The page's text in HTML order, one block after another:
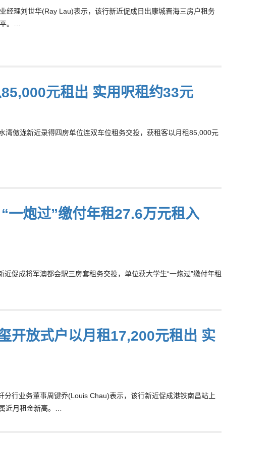
经理刘世华(Ray Lau)表示，该行新近促成日出康城晋海三房户租务
。…
元租出 实用呎租约33元
傲泷新近录得四房单位连双车位租务交投，获租客以月租85,000元
一炮过”缴付年租27.6万元租入
促成将军澳都会駅三房套租务交投，单位获大学生“一炮过”缴付年租
放式户以月租17,200元租出 实
行业务董事周键乔(Louis Chau)表示，该行新近促成港铁南昌站上
近月租金新高。…